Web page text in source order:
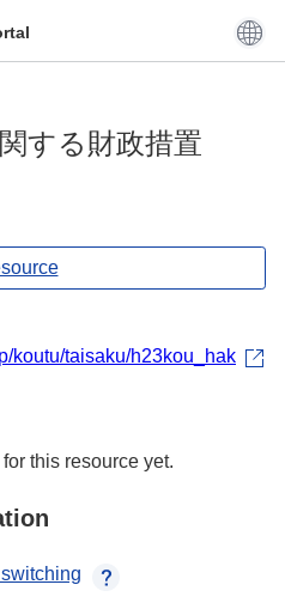
する財政措置
koutu/taisaku/h23kou_hak
this resource yet.